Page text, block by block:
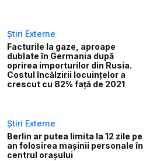
Știri Externe
Facturile la gaze, aproape
dublate în Germania după
oprirea importurilor din Rusia.
Costul încălzirii locuințelor a
crescut cu 82% față de 2021
Știri Externe
Berlin ar putea limita la 12 zile pe
an folosirea mașinii personale în
centrul orașului